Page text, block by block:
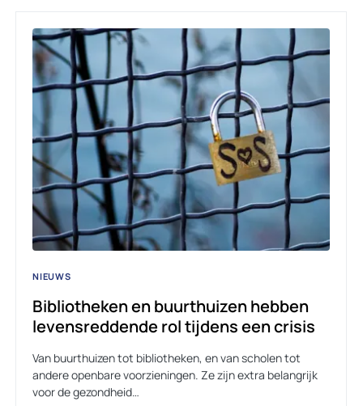
NIEUWS
Bibliotheken en buurthuizen hebben
levensreddende rol tijdens een crisis
Van buurthuizen tot bibliotheken, en van scholen tot
andere openbare voorzieningen. Ze zijn extra belangrijk
voor de gezondheid…